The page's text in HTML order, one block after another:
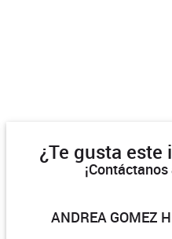
¿Te gusta este
ANDREA GOMEZ